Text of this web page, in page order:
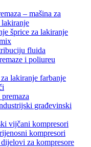
– mašina za
lakiranje
šprice za lakiranje
fluida
i poliureu
lakiranje farbanje
građevinski
vijčani kompresori
kompresori
za kompresore